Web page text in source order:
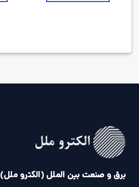
برق و صنعت بین الملل (الکترو ملل)